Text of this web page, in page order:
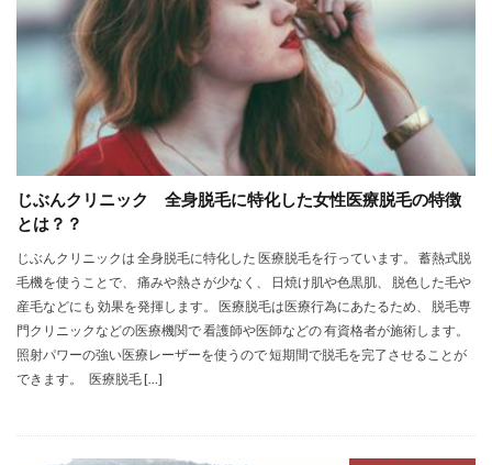
じぶんクリニック 全身脱毛に特化した女性医療脱毛の特徴
とは？？
じぶんクリニックは 全身脱毛に特化した 医療脱毛を行っています。 蓄熱式脱
毛機を使うことで、 痛みや熱さが少なく、 日焼け肌や色黒肌、 脱色した毛や
産毛などにも 効果を発揮します。 医療脱毛は医療行為にあたるため、 脱毛専
門クリニックなどの医療機関で 看護師や医師などの 有資格者が施術します。
照射パワーの強い医療レーザーを使うので 短期間で脱毛を完了させることが
できます。 医療脱毛 […]